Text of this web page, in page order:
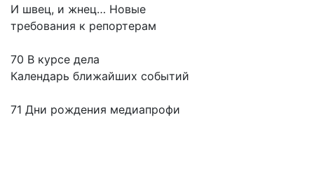
И швец, и жнец… Новые
требования к репортерам
70 В курсе дела
Календарь ближайших событий
71 Дни рождения медиапрофи